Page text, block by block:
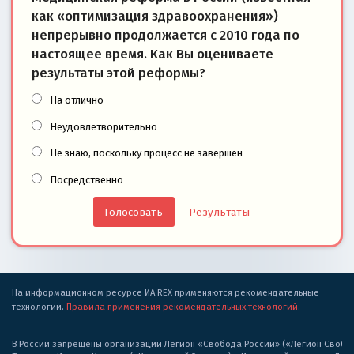
как «оптимизация здравоохранения»)
непрерывно продолжается с 2010 года по
настоящее время. Как Вы оцениваете
результаты этой реформы?
На отлично
Неудовлетворительно
Не знаю, поскольку процесс не завершён
Посредственно
Результаты
На информационном ресурсе ИА REX применяются рекомендательные
технологии. Правила применения рекомендательных технологий.
В России запрещены организации Легион «Свобода России» («Легион